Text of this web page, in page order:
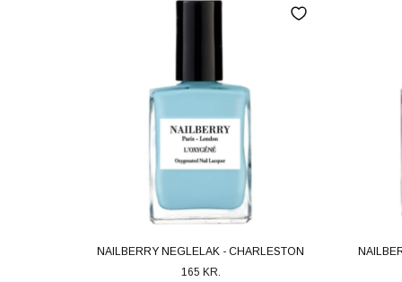
NAILBERRY NEGLELAK - CHARLESTON
165 KR.